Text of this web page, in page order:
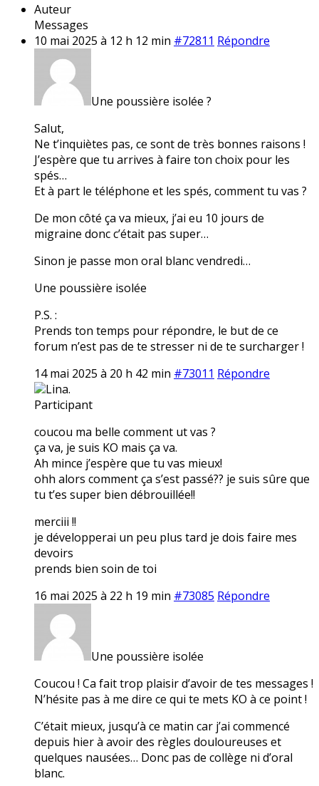
Auteur
Messages
10 mai 2025 à 12 h 12 min #72811 Répondre
Une poussière isolée ?
Salut,
Ne t’inquiètes pas, ce sont de très bonnes raisons !
J’espère que tu arrives à faire ton choix pour les
spés…
Et à part le téléphone et les spés, comment tu vas ?
De mon côté ça va mieux, j’ai eu 10 jours de
migraine donc c’était pas super…
Sinon je passe mon oral blanc vendredi…
Une poussière isolée
P.S. :
Prends ton temps pour répondre, le but de ce
forum n’est pas de te stresser ni de te surcharger !
14 mai 2025 à 20 h 42 min #73011 Répondre
Lina.
Participant
coucou ma belle comment ut vas ?
ça va, je suis KO mais ça va.
Ah mince j’espère que tu vas mieux!
ohh alors comment ça s’est passé?? je suis sûre que
tu t’es super bien débrouillée!!
merciii !!
je développerai un peu plus tard je dois faire mes
devoirs
prends bien soin de toi
16 mai 2025 à 22 h 19 min #73085 Répondre
Une poussière isolée
Coucou ! Ca fait trop plaisir d’avoir de tes messages !
N’hésite pas à me dire ce qui te mets KO à ce point !
C’était mieux, jusqu’à ce matin car j’ai commencé
depuis hier à avoir des règles douloureuses et
quelques nausées… Donc pas de collège ni d’oral
blanc.